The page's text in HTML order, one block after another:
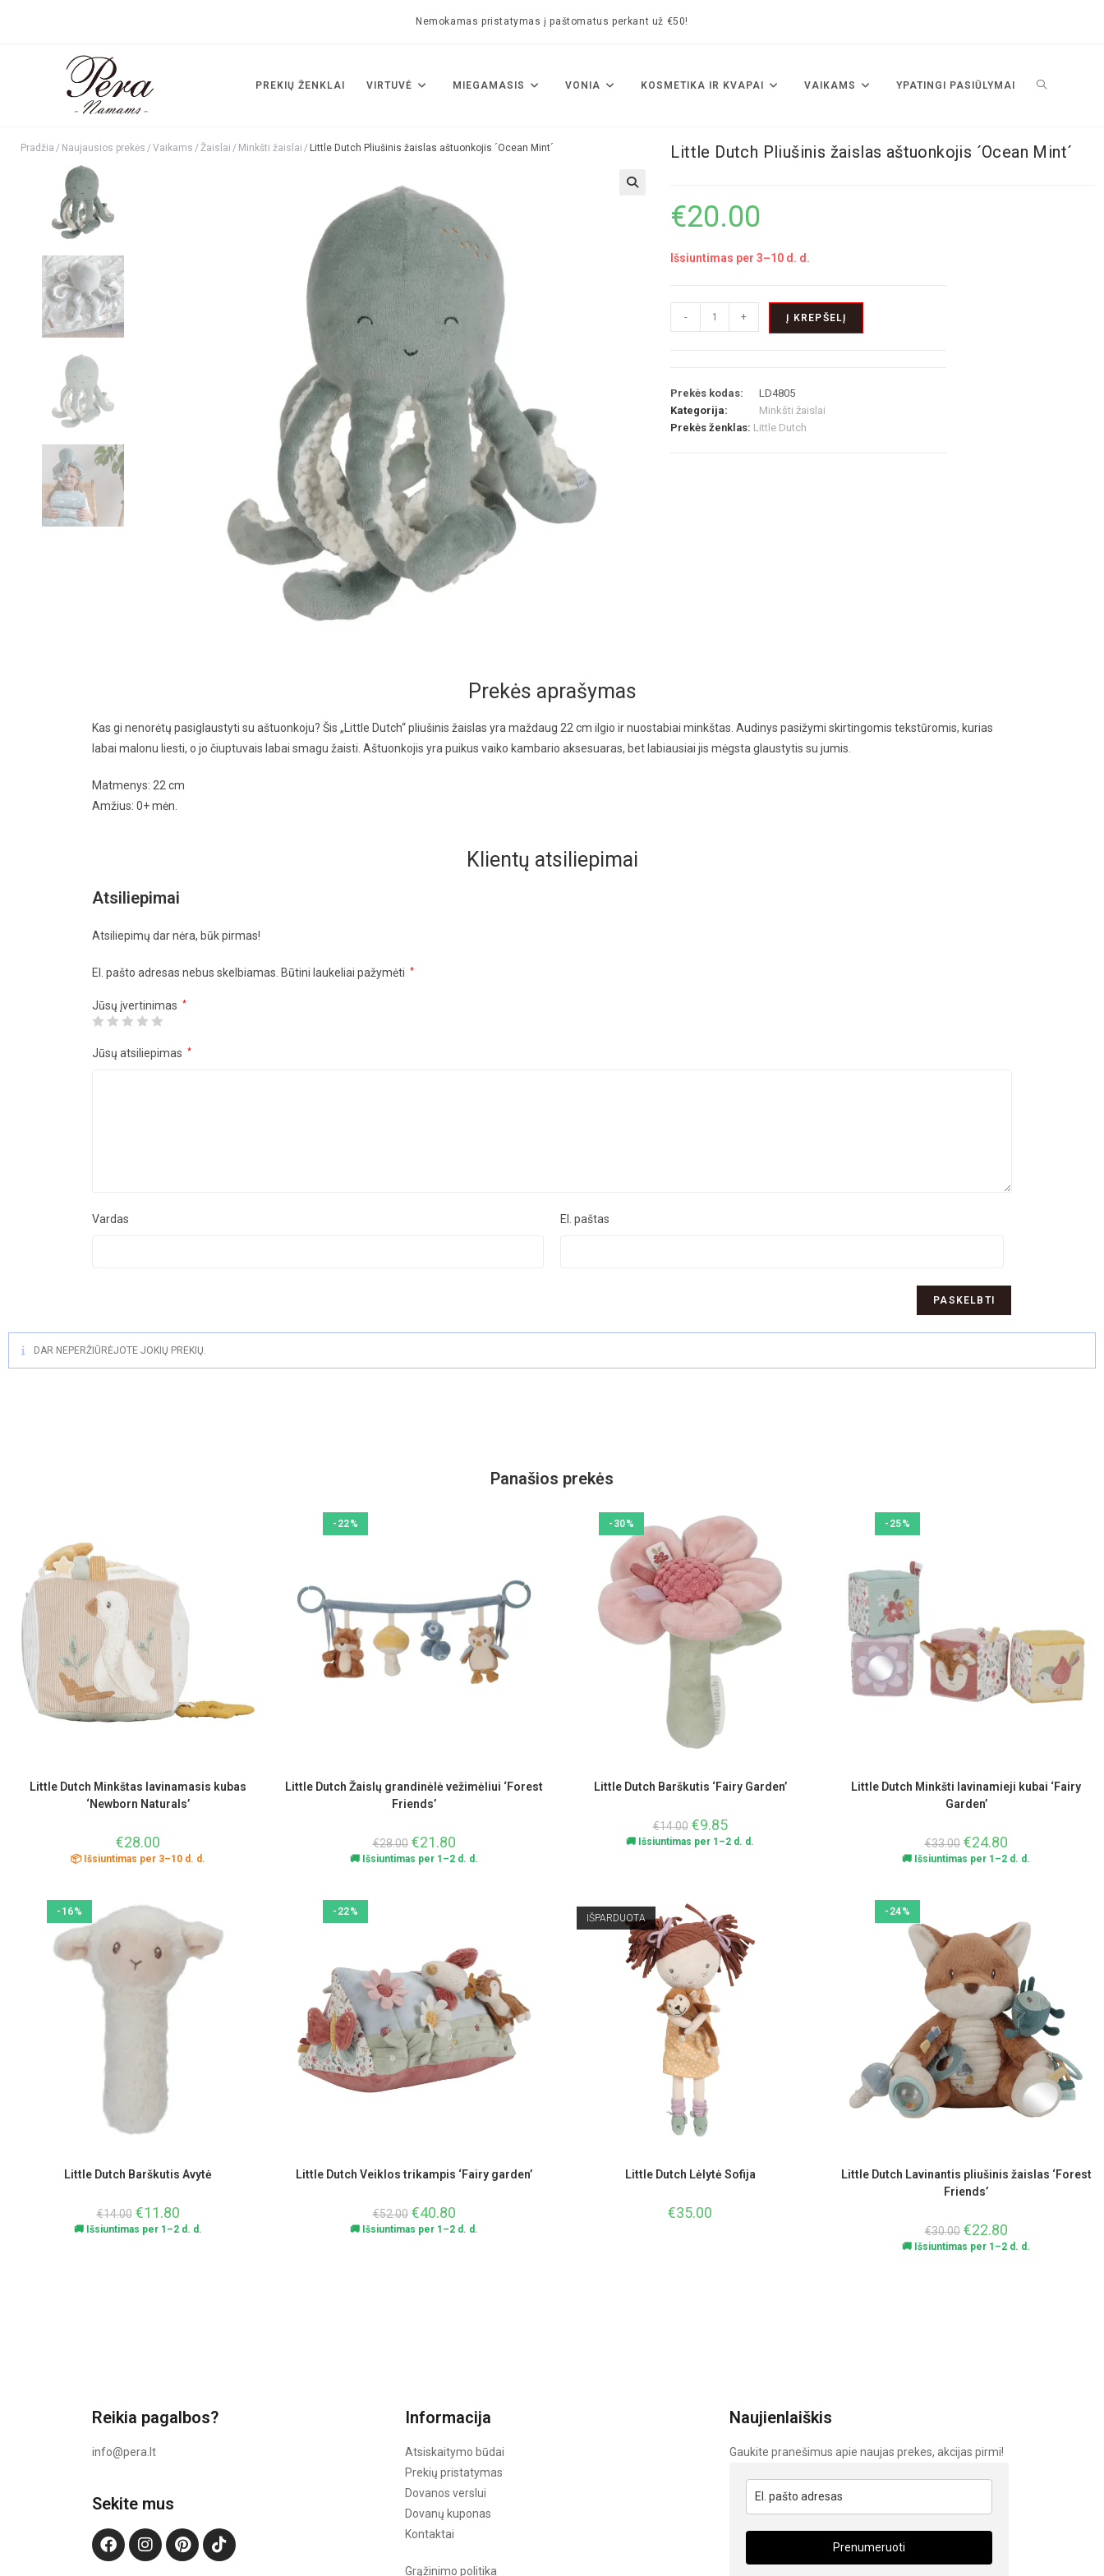
Nemokamas pristatymas į paštomatus perkant už €50!
PREKIŲ ŽENKLAI VIRTUVĖ MIEGAMASIS VONIA KOSMETIKA IR KVAPAI VAIKAMS YPATINGI PASIŪLYMAI
Pradžia / Naujausios prekės /Vaikams /Žaislai / Minkšti žaislai / Little Dutch Pliušinis žaislas aštuonkojis ´Ocean Mint´ Little Dutch Pliušinis žaislas aštuonkojis ´Ocean Mint´
€20.00
Išsiuntimas per 3–10 d. d.
- + Į KREPŠELĮ
Prekės kodas:
LD4805
Kategorija:
Minkšti žaislai
Prekės ženklas: Little Dutch
Prekės aprašymas
Kas gi nenorėtų pasiglaustyti su aštuonkoju? Šis „Little Dutch“ pliušinis žaislas yra maždaug 22 cm ilgio ir nuostabiai minkštas. Audinys pasižymi skirtingomis tekstūromis, kurias
labai malonu liesti, o jo čiuptuvais labai smagu žaisti. Aštuonkojis yra puikus vaiko kambario aksesuaras, bet labiausiai jis mėgsta glaustytis su jumis.
Matmenys: 22 cm
Amžius: 0+ mėn.
Klientų atsiliepimai
Atsiliepimai
Atsiliepimų dar nėra, būk pirmas!
El. pašto adresas nebus skelbiamas. Būtini laukeliai pažymėti *
Jūsų įvertinimas *
Jūsų atsiliepimas *
Vardas El. paštas
DAR NEPERŽIŪRĖJOTE JOKIŲ PREKIŲ.
Panašios prekės
Little Dutch Minkštas lavinamasis kubas
‘Newborn Naturals’
€28.00
📦 Išsiuntimas per 3–10 d. d.
-22%
Little Dutch Žaislų grandinėlė vežimėliui ‘Forest
Friends’
€28.00 €21.80
🚚 Išsiuntimas per 1–2 d. d.
-30%
Little Dutch Barškutis ‘Fairy Garden’
€14.00 €9.85
🚚 Išsiuntimas per 1–2 d. d.
-25%
Little Dutch Minkšti lavinamieji kubai ‘Fairy
Garden’
€33.00 €24.80
🚚 Išsiuntimas per 1–2 d. d.
-16%
Little Dutch Barškutis Avytė
€14.00 €11.80
🚚 Išsiuntimas per 1–2 d. d.
-22%
Little Dutch Veiklos trikampis ‘Fairy garden’
€52.00 €40.80
🚚 Išsiuntimas per 1–2 d. d.
IŠPARDUOTA
Little Dutch Lėlytė Sofija
€35.00
-24%
Little Dutch Lavinantis pliušinis žaislas ‘Forest
Friends’
€30.00 €22.80
🚚 Išsiuntimas per 1–2 d. d.
Reikia pagalbos?
info@pera.lt
Sekite mus
Informacija
Atsiskaitymo būdai
Prekių pristatymas
Dovanos verslui
Dovanų kuponas
Kontaktai
Grąžinimo politika
Naujienlaiškis
Gaukite pranešimus apie naujas prekes, akcijas pirmi!
Prenumeruoti